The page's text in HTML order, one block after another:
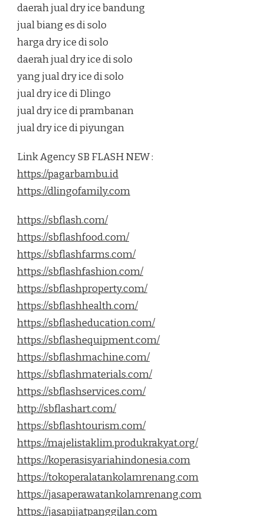
daerah jual dry ice bandung
jual biang es di solo
harga dry ice di solo
daerah jual dry ice di solo
yang jual dry ice di solo
jual dry ice di Dlingo
jual dry ice di prambanan
jual dry ice di piyungan
Link Agency SB FLASH NEW :
https://pagarbambu.id
https://dlingofamily.com
https://sbflash.com/
https://sbflashfood.com/
https://sbflashfarms.com/
https://sbflashfashion.com/
https://sbflashproperty.com/
https://sbflashhealth.com/
https://sbflasheducation.com/
https://sbflashequipment.com/
https://sbflashmachine.com/
https://sbflashmaterials.com/
https://sbflashservices.com/
http://sbflashart.com/
https://sbflashtourism.com/
https://majelistaklim.produkrakyat.org/
https://koperasisyariahindonesia.com
https://tokoperalatankolamrenang.com
https://jasaperawatankolamrenang.com
https://jasapijatpanggilan.com